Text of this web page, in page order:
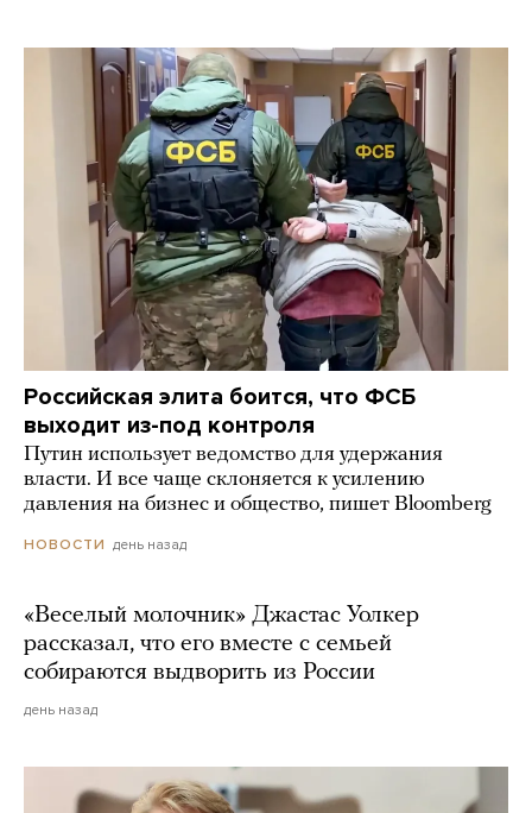
Российская элита боится, что ФСБ
выходит из-под контроля
Путин использует ведомство для удержания
власти. И все чаще склоняется к усилению
давления на бизнес и общество, пишет Bloomberg
НОВОСТИ день назад
«Веселый молочник» Джастас Уолкер
рассказал, что его вместе с семьей
собираются выдворить из России
день назад